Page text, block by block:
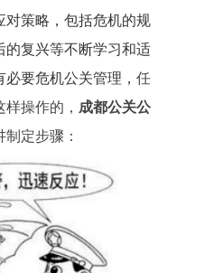
对策略，包括危机的规
的复兴等不断学习和适
要危机公关管理， 任
操作的， 成都公关公
定步骤：